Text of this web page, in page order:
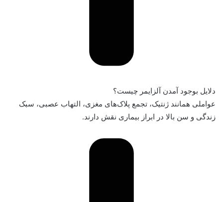
دلایل بوجود آمدن آلزایمر چیست؟
عواملی همانند ژنتیک، تجمع پلاک‌های مغزی، التهاب عصبی، سبک
زندگی و سن بالا در ابراز بیماری نقش دارند.